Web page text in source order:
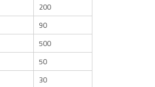
200
90
500
50
30